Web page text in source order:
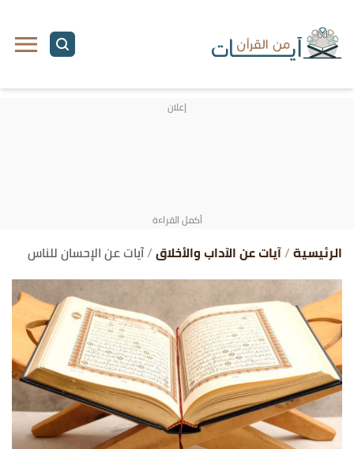
الرئيسية آيات عن الآداب والأخلاق آيات عن الإحسان للناس